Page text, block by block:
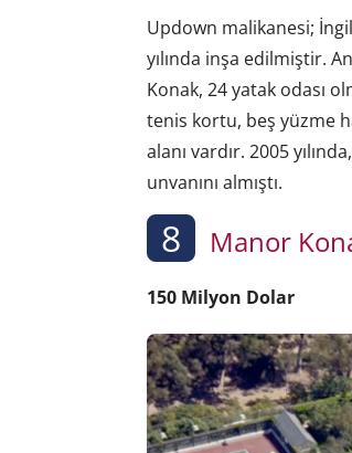
Updown malikanesi;
yılında inşa edilmiştir.
Konak, 24 yatak odası
tenis kortu, beş yüzme
alanı vardır. 2005
unvanını almıştı.
8 Manor
150 Milyon Dolar